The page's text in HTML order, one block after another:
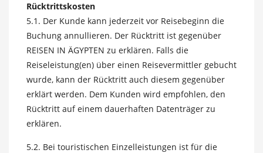
Rücktrittskosten
5.1. Der Kunde kann jederzeit vor Reisebeginn die
Buchung annullieren. Der Rücktritt ist gegenüber
REISEN IN ÄGYPTEN zu erklären. Falls die
Reiseleistung(en) über einen Reisevermittler gebucht
wurde, kann der Rücktritt auch diesem gegenüber
erklärt werden. Dem Kunden wird empfohlen, den
Rücktritt auf einem dauerhaften Datenträger zu
erklären.
5.2. Bei touristischen Einzelleistungen ist für die